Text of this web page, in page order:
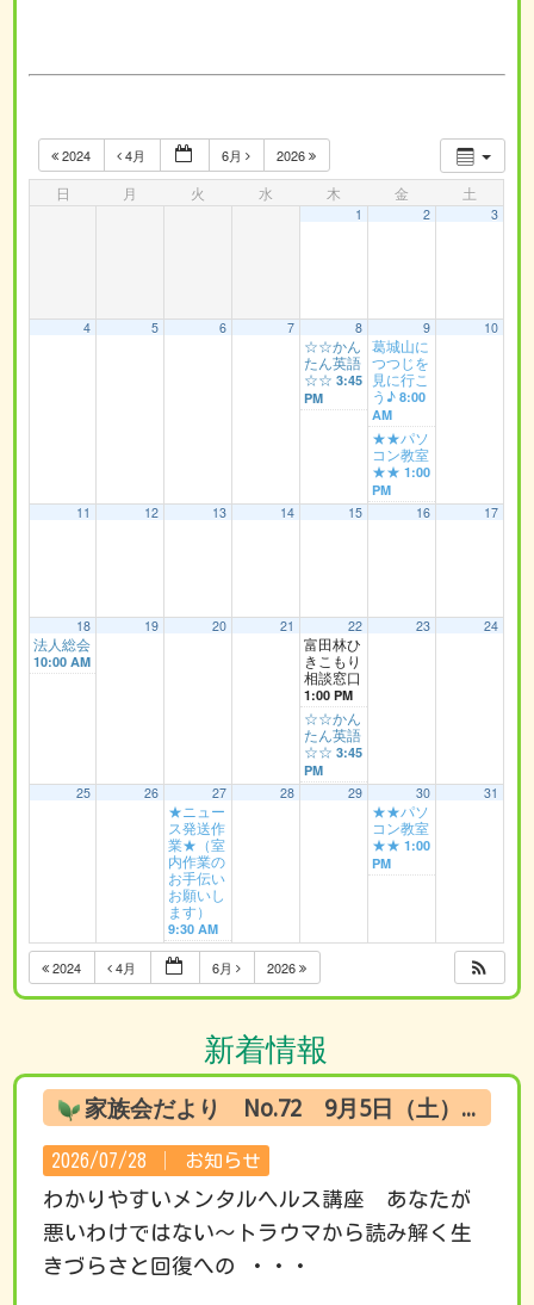
2024 4月 6月 2026
日 月 火 水 木 金 土
1 2 3
4 5 6 7 8
☆☆かん
たん英語
☆☆3:45
PM
9
葛城山に
つつじを
見に行こ
う♪8:00
AM
★★パソ
コン教室
★★1:00
PM
10
11 12 13 14 15 16 17
18
法人総会
10:00 AM
19 20 21 22
富田林ひ
きこもり
相談窓口
1:00 PM
☆☆かん
たん英語
☆☆3:45
PM
23 24
25 26 27
★ニュー
ス発送作
業★（室
内作業の
お手伝い
お願いし
ます）
9:30 AM
28 29 30
★★パソ
コン教室
★★1:00
PM
31
2024 4月 6月 2026
新着情報
家族会だより No.72 9月5日（土） オンライン試聴のお知らせ
2026/07/28 │ お知らせ
わかりやすいメンタルヘルス講座 あなたが
悪いわけではない～トラウマから読み解く生
きづらさと回復への ・・・